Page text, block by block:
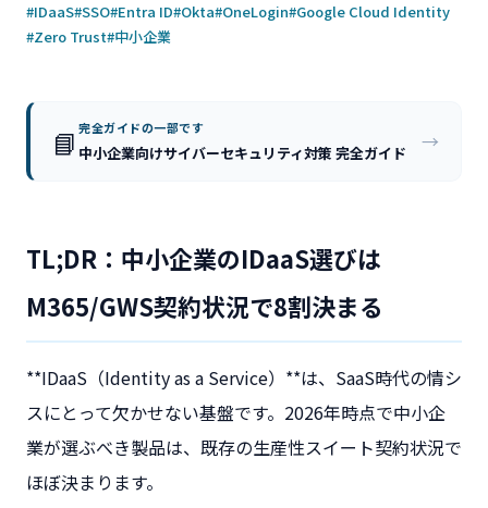
#IDaaS#SSO#Entra ID#Okta#OneLogin#Google Cloud Identity
#Zero Trust#中小企業
📘 完全ガイドの一部です
中小企業向けサイバーセキュリティ対策 完全ガイド →
TL;DR：中小企業のIDaaS選びは
M365/GWS契約状況で8割決まる
**IDaaS（Identity as a Service）**は、SaaS時代の情シ
スにとって欠かせない基盤です。2026年時点で中小企
業が選ぶべき製品は、既存の生産性スイート契約状況で
ほぼ決まります。